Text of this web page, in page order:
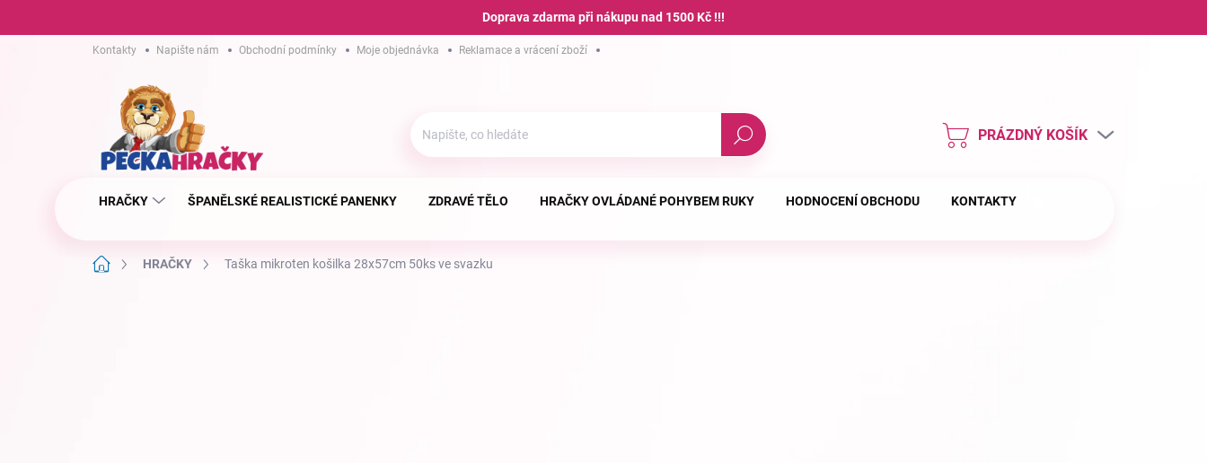
Doprava zdarma při nákupu nad 1500 Kč !!!
Kontakty Napište nám Obchodní podmínky Moje objednávka Reklamace a vrácení zboží
Hledat
NÁKUPNÍ
PRÁZDNÝ KOŠÍK
HRAČKY ŠPANĚLSKÉ REALISTICKÉ PANENKY ZDRAVÉ TĚLO HRAČKY OVLÁDANÉ POHYBEM RUKY HODNOCENÍ OBCHODU KONTAKTY
Domů HRAČKY Taška mikroten košilka 28x57cm 50ks ve svazku